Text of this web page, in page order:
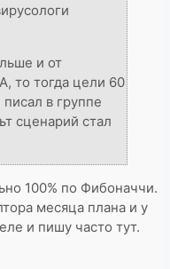
и от
то тогда цели 60
в группе
сценарий стал
100% по Фибоначчи.
месяца плана и у
и пишу часто тут.